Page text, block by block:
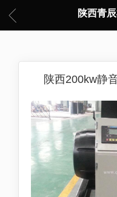
陕西青
陕西200kw静